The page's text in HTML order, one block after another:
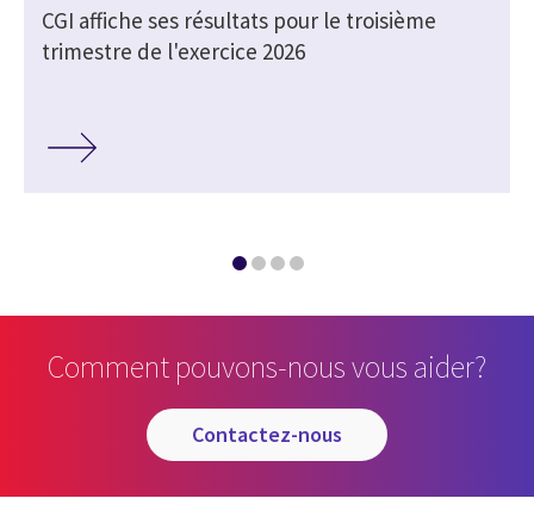
CGI affiche ses résultats pour le troisième
trimestre de l'exercice 2026
Comment pouvons-nous vous aider?
contactez-nous